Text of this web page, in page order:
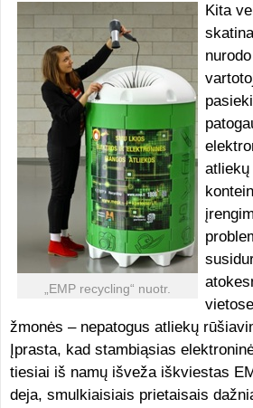
„EMP recycling“ nuotr.
Kita
žmonės – nepatogus atliekų
Įprasta, kad stambiąsias
tiesiai iš namų išveža iškviestas
deja, smulkiaisiais prietaisais